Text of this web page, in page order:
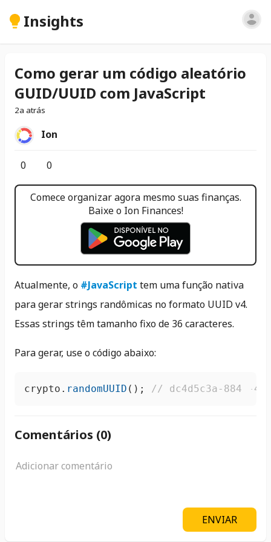
Insights
Como gerar um código aleatório
GUID/UUID com JavaScript
2a atrás
Ion
0 0
Comece organizar agora mesmo suas finanças.
Baixe o Ion Finances!
Atualmente, o #JavaScript tem uma função nativa
para gerar strings randômicas no formato UUID v4.
Essas strings têm tamanho fixo de 36 caracteres.
Para gerar, use o código abaixo:
crypto. randomUUID (); // dc4d5c3a-8847-
Comentários (0)
ENVIAR